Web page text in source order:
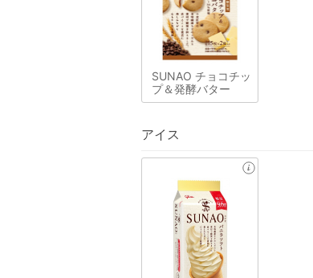
SUNAO チョコチッ
プ＆発酵バター
アイス